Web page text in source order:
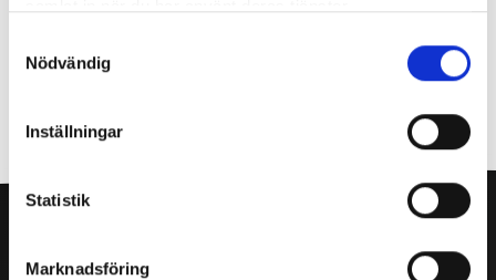
Nödvändig
Inställningar
Statistik
Marknadsföring